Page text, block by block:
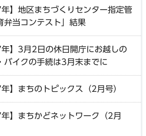
年】地区まちづくりセンター指定管
弁当コンテスト」結果
年】3月2日の休日開庁にお越しの
バイクの手続は3月末までに
】まちのトピックス（2月号）
年】まちかどネットワーク（2月